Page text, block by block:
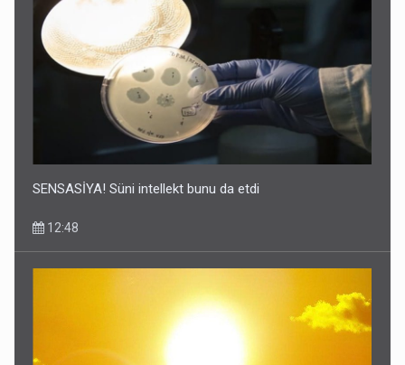
SENSASİYA! Süni intellekt bunu da etdi
12:48